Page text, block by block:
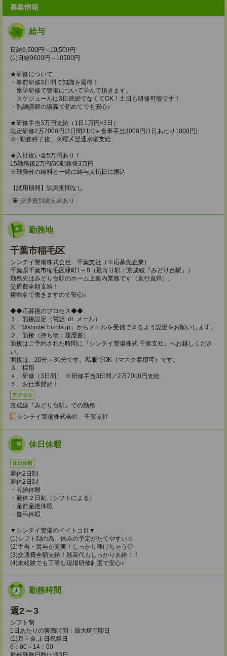
募集情報
給与
日給9,600円～10,500円
(1)日給9600円～10500円
★研修について
・事前研修3日間で知識を習得！
座学研修で警備について学んで頂きます。
スケジュールは3日連続でなくてOK！土日も研修可能です！
・熟練講師の講義で初めてでも安心♪
★研修手当3万円支給（1日1万円×3日）
法定研修2万7000円(3日間21h)＋食事手当3000円(1日あたり1000円)
※1勤務終了後、火曜〆翌週水曜支給
★入社祝い金5万円あり！
15勤務後2万円/30勤務後3万円
※勤務分の給料と一緒に給与支払日に振込
【試用期間】試用期間なし
交通費別途支給あり
勤務地
千葉市稲毛区
シンテイ警備株式会社 千葉支社（※応募先企業）
千葉県千葉市稲毛区緑町1－8（最寄り駅：京成線『みどり台駅』）
勤務先はみどり台駅のホーム上案内業務です（直行直帰）。
交通費全額支給！
複数名で働きますので安心♪
◆◆応募後のプロセス◆◆
１、面接設定（電話 or メール）
※「@shintei.bizpla.jp」からメールを受信できるよう設定をお願いします。
２、面接（持ち物：履歴書）
面接はご予約された時間に『シンテイ警備株式 千葉支社』へお越しくださ
い。
面接は、20分～30分です。私服でOK（マスク着用可）です。
３、採用
４、研修（3日間） ※研修手当3日間／2万7000円支給
５、お仕事開始！
アクセス
京成線『みどり台駅』での勤務
シンテイ警備株式会社 千葉支社
休日休暇
休日休暇
週休2日制
週休2日制
・有給休暇
・週休２日制（シフトによる）
・産前産後休暇
・慶弔休暇
▼シンテイ警備のイイトコロ▼
(1)シフト制の為、休みの予定がたてやすい☆
(2)手当・賞与が充実！しっかり稼げちゃう◎
(3)交通費全額支給！残業代もしっかり支給！！
(4)未経験でも丁寧な現場研修制度で安心♪
勤務時間
週2～3
シフト制
1日あたりの実働時間：最大8時間/日
(1)月～金,土日祝祭日
6：00～14：00